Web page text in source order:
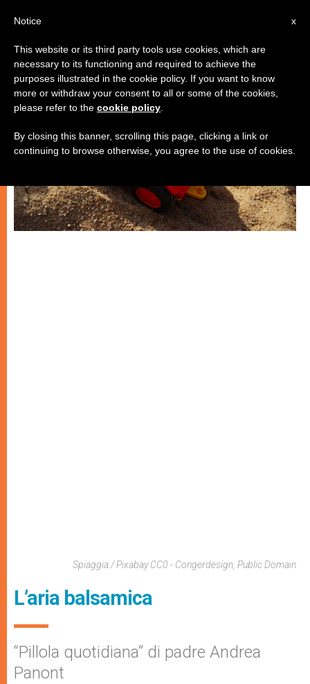
SPIRITUALITÀ E PREGHIERA
Spiaggia / Pixabay CC0 - Congerdesign, Public Domain
L’aria balsamica
“Pillola quotidiana” di padre Andrea
Panont
x
Notice
This website or its third party tools use cookies, which are
necessary to its functioning and required to achieve the
purposes illustrated in the cookie policy. If you want to know
more or withdraw your consent to all or some of the cookies,
please refer to the cookie policy
By closing this banner, scrolling this page, clicking a link or
continuing to browse otherwise, you agree to the use of cookies.